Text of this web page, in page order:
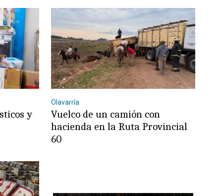
y
Olavarría
Vuelco de un camión con
hacienda en la Ruta Provincial
60